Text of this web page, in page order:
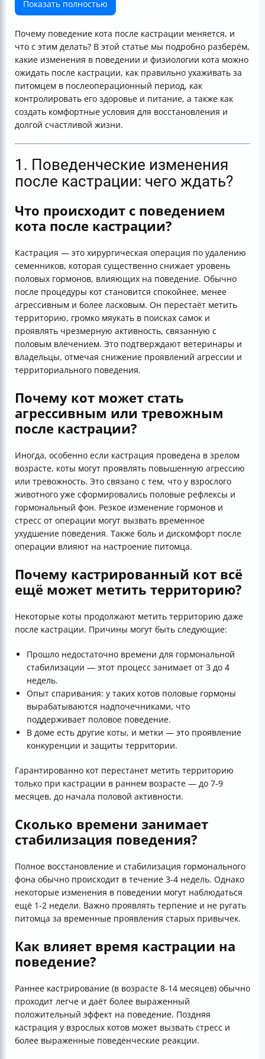
5. Долгосрочные перспективы и советы
кастрации
Вопрос к читателям
Показать полностью
Почему поведение кота после кастрации меняется, и
что с этим делать? В этой статье мы подробно разберём,
какие изменения в поведении и физиологии кота можно
ожидать после кастрации, как правильно ухаживать за
питомцем в послеоперационный период, как
контролировать его здоровье и питание, а также как
создать комфортные условия для восстановления и
долгой счастливой жизни.
1. Поведенческие изменения
после кастрации: чего ждать?
Что происходит с поведением
кота после кастрации?
Кастрация — это хирургическая операция по удалению
семенников, которая существенно снижает уровень
половых гормонов, влияющих на поведение. Обычно
после процедуры кот становится спокойнее, менее
агрессивным и более ласковым. Он перестаёт метить
территорию, громко мяукать в поисках самок и
проявлять чрезмерную активность, связанную с
половым влечением. Это подтверждают ветеринары и
владельцы, отмечая снижение проявлений агрессии и
территориального поведения.
Почему кот может стать
агрессивным или тревожным
после кастрации?
Иногда, особенно если кастрация проведена в зрелом
возрасте, коты могут проявлять повышенную агрессию
или тревожность. Это связано с тем, что у взрослого
животного уже сформировались половые рефлексы и
гормональный фон. Резкое изменение гормонов и
стресс от операции могут вызвать временное
ухудшение поведения. Также боль и дискомфорт после
операции влияют на настроение питомца.
Почему кастрированный кот всё
ещё может метить территорию?
Некоторые коты продолжают метить территорию даже
после кастрации. Причины могут быть следующие:
Прошло недостаточно времени для гормональной
стабилизации — этот процесс занимает от 3 до 4
недель.
Опыт спаривания: у таких котов половые гормоны
вырабатываются надпочечниками, что
поддерживает половое поведение.
В доме есть другие коты, и метки — это проявление
конкуренции и защиты территории.
Гарантированно кот перестанет метить территорию
только при кастрации в раннем возрасте — до 7-9
месяцев, до начала половой активности.
Сколько времени занимает
стабилизация поведения?
Полное восстановление и стабилизация гормонального
фона обычно происходит в течение 3-4 недель. Однако
некоторые изменения в поведении могут наблюдаться
ещё 1-2 недели. Важно проявлять терпение и не ругать
питомца за временные проявления старых привычек.
Как влияет время кастрации на
поведение?
Раннее кастрирование (в возрасте 8-14 месяцев) обычно
проходит легче и даёт более выраженный
положительный эффект на поведение. Поздняя
кастрация у взрослых котов может вызвать стресс и
более выраженные поведенческие реакции.